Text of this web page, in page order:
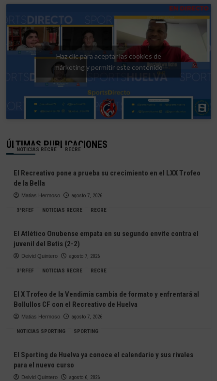
Haz clic para aceptar las cookies de
márketing y permitir este contenido
ÚLTIMAS PUBLICACIONES
NOTICIAS RECRE RECRE
El Recreativo pone a prueba su crecimiento en el LXX Trofeo
de la Bella
Matias Hermoso agosto 7, 2026
3ªRFEF NOTICIAS RECRE RECRE
El Atlético Onubense empata en su segundo envite contra el
juvenil del Betis (2-2)
Deivid Quintero agosto 7, 2026
3ªRFEF NOTICIAS RECRE RECRE
El X Trofeo de la Vendimia cambia de formato y enfrentará al
Bollullos CF con el Recreativo de Huelva
Matias Hermoso agosto 7, 2026
NOTICIAS SPORTING SPORTING
El Sporting de Huelva ya conoce el calendario y sus rivales
para el nuevo curso
Deivid Quintero agosto 6, 2026